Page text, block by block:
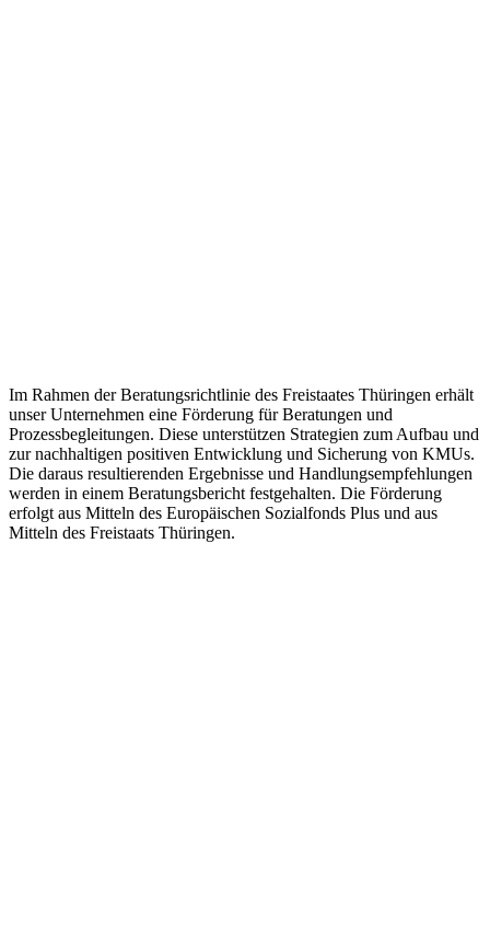
Im Rahmen der Beratungsrichtlinie des Freistaates Thüringen erhält
unser Unternehmen eine Förderung für Beratungen und
Prozessbegleitungen. Diese unterstützen Strategien zum Aufbau und
zur nachhaltigen positiven Entwicklung und Sicherung von KMUs.
Die daraus resultierenden Ergebnisse und Handlungsempfehlungen
werden in einem Beratungsbericht festgehalten. Die Förderung
erfolgt aus Mitteln des Europäischen Sozialfonds Plus und aus
Mitteln des Freistaats Thüringen.